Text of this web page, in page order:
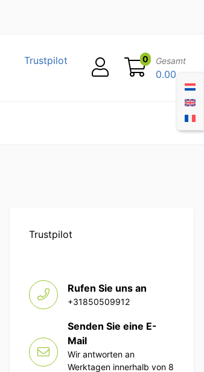
Trustpilot 0 Gesamt
0.00
Trustpilot
Rufen Sie uns an
+31850509912
Senden Sie eine E-
Mail
Wir antworten an
Werktagen innerhalb von 8